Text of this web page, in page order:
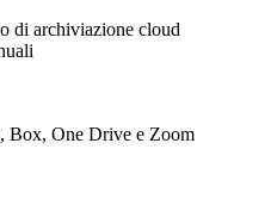
di archiviazione cloud
Box, One Drive e Zoom